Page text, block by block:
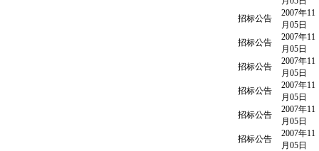
招标公告
2007年11
月05日
招标公告
2007年11
月05日
招标公告
2007年11
月05日
招标公告
2007年11
月05日
招标公告
2007年11
月05日
招标公告
2007年11
月05日